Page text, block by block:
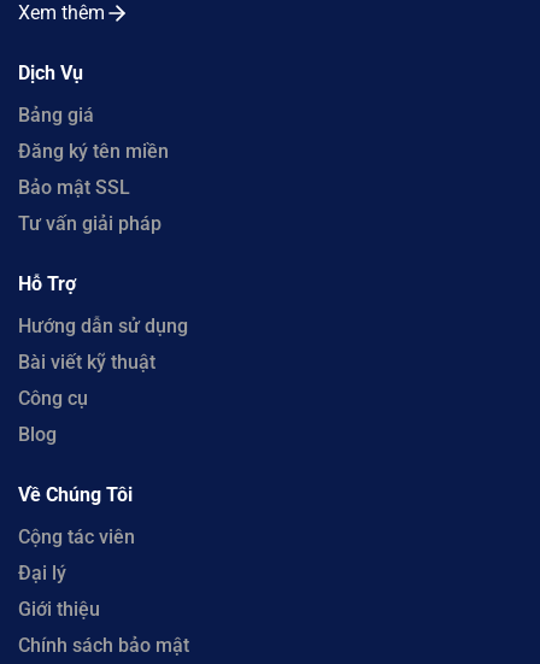
Xem thêm
Dịch Vụ
Bảng giá
Đăng ký tên miền
Bảo mật SSL
Tư vấn giải pháp
Hỗ Trợ
Hướng dẫn sử dụng
Bài viết kỹ thuật
Công cụ
Blog
Về Chúng Tôi
Cộng tác viên
Đại lý
Giới thiệu
Chính sách bảo mật